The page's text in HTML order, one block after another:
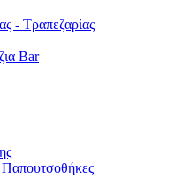
- Τραπεζαρίας
Bar